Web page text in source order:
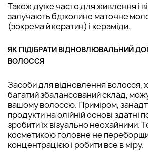
Також дуже часто для живлення і
залучають бджолине маточне
(зокрема й кератин) і кераміди.
ЯК ПІДІБРАТИ ВІДНОВЛЮВАЛЬНИЙ
ВОЛОССЯ
Засоби для відновлення волосся,
багатий збалансований склад,
вашому волоссю. Приміром,
продукти на олійній основі здатні
зробити їх візуально неохайними.
косметикою головне не
концентрацією і робити все в міру.